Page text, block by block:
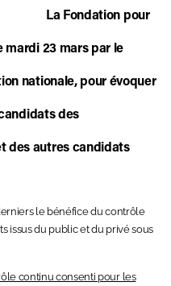
La Fondation pour
mardi 23 mars par le
nationale, pour évoquer
des
des autres candidats
le bénéfice du contrôle
issus du public et du privé sous
continu consenti pour les